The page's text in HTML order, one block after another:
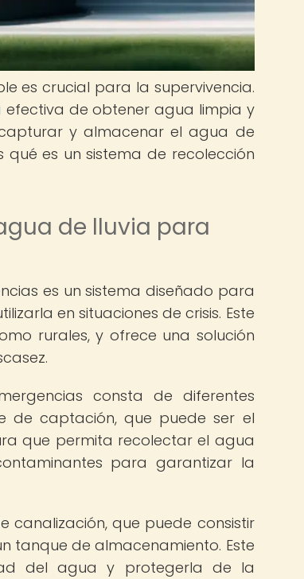
es crucial para la supervivencia.
efectiva de obtener agua limpia y
y almacenar el agua de
qué es un sistema de recolección
de lluvia para
es un sistema diseñado para
en situaciones de crisis. Este
rurales, y ofrece una solución
consta de diferentes
de captación, que puede ser el
que permita recolectar el agua
para garantizar la
canalización, que puede consistir
tanque de almacenamiento. Este
del agua y protegerla de la